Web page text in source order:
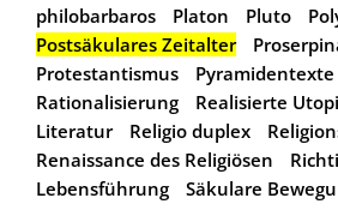
philobarbaros
Platon Pluto
Postsäkulares Zeitalter
Protestantismus
Pyramidentexte
Rationalisierung
Realisierte
Literatur
Religio duplex
Renaissance des Religiösen
Lebensführung
Säkulare